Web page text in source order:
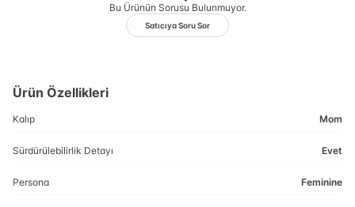
Bu Ürünün Sorusu Bulunmuyor.
Satıcıya Soru Sor
Ürün Özellikleri
Kalıp Mom
Sürdürülebilirlik Detayı Evet
Persona Feminine